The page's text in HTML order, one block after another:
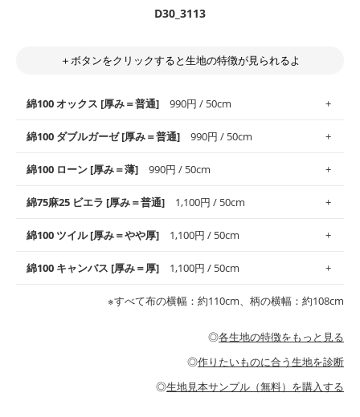
D30_3113
＋ボタンをクリックすると生地の特徴が見られるよ
綿100 オックス [厚み＝普通] 990円 / 50cm
使いやすさNo.1！しなやかさと適度な張りを併せ持ち、通気性の
高さがオックス生地の特徴です。当サイトのオックス生地は、
般にお使いいただけます。
※レッスンバッグ、上履き袋などの通園通学グッズにはツイル生
・布団カバーなどの寝具、カーテン
綿100 ダブルガーゼ [厚み＝普通] 990円 / 50cm
柔らかくふんわりとした肌触りが特徴です。ベビー用品やハンカ
チなど直接肌に触れるアイテムに最適です。高い吸湿性・通気性
す。
・スタイ、おくるみなどのベビーグッズ
・ブラウス、チュニック、ワンピースなどの洋服
・パジャマなどの寝具
綿100 ローン [厚み＝薄] 990円 / 50cm
上質で薄手の平織りの生地です。軽やかさとなめらかな手触りの
良さが魅力。透け感があるので、涼しげなトップスなどに最適で
・ブラウス、シャツ、チュニックなどのトップス
綿75麻25 ビエラ [厚み＝普通] 1,100円 / 50cm
コットン75％リネン25％の当店のビエラ生地は、オックス生地よ
りもふんわりとした柔らかい質感と適度な落ち感を感じられるの
綿100 ツイル [厚み＝やや厚] 1,100円 / 50cm
綾織りの生地です。しっかりとした張りと厚みがありながらも柔
らかいのが特徴です。生地の厚みは中厚手です。1枚でも透け感
・カーテン、エプロン、テーブルクロスなどの暮らしのアイテム
・パンツ、タックスカートなどのボトムス
綿100 キャンバス [厚み＝厚] 1,100円 / 50cm
耐久性があります。トートバッグ・ポーチ・ペンケースなどの布
小物、インテリア用品に向いています。
※すべて布の横幅：約110cm、柄の横幅：約108cm
◎各生地の特徴をもっと見る
◎作りたいものに合う生地を診断
◎生地見本サンプル（無料）を購入する